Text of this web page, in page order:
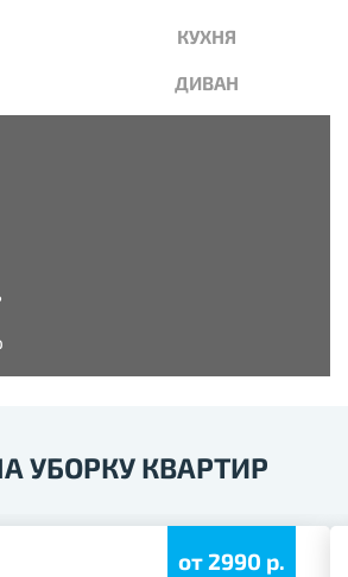
КУХНЯ
ДИВАН
УБОРКУ КВАРТИР
от 2990 р.